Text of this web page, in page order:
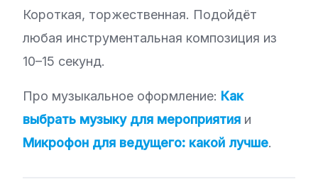
Короткая, торжественная. Подойдёт
любая инструментальная композиция из
10–15 секунд.
Про музыкальное оформление: Как
выбрать музыку для мероприятия и
Микрофон для ведущего: какой лучше.